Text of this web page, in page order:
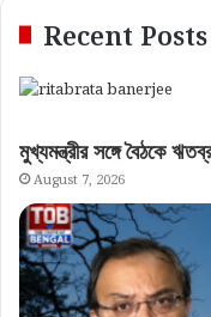
Recent Posts
মুখ্যমন্ত্রীর সঙ্গে বৈঠকে
August 7, 2026